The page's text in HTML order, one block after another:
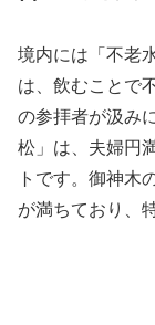
境内には「不老
は、飲むことで
の参拝者が汲み
松」は、夫婦円
トです。御神木
が満ちており、